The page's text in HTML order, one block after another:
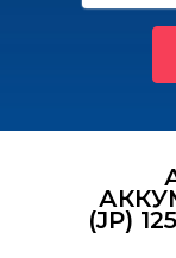
(JP)